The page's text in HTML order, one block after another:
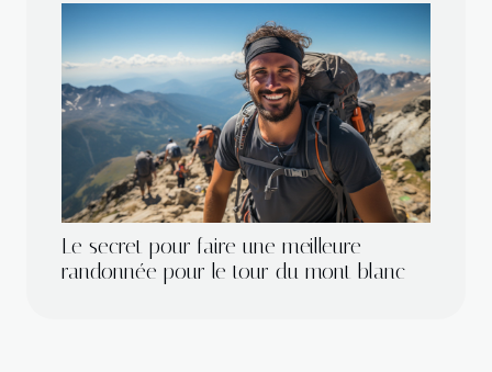
Le secret pour faire une meilleure
randonnée pour le tour du mont blanc